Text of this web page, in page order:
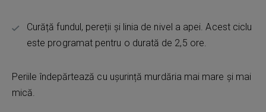
Curăță fundul, pereții și linia de nivel a apei. Acest ciclu
este programat pentru o durată de 2,5 ore.
Periile îndepărtează cu ușurință murdăria mai mare și mai
mică.